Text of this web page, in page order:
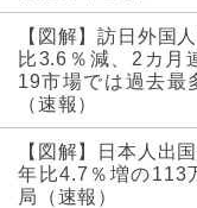
【図解】訪日外国
比3.6％減、2カ月
19市場では過去
（速報）
【図解】日本人出
年比4.7％増の
局（速報）